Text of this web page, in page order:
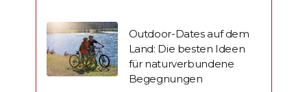
Outdoor-Dates auf dem
Land: Die besten Ideen
für naturverbundene
Begegnungen